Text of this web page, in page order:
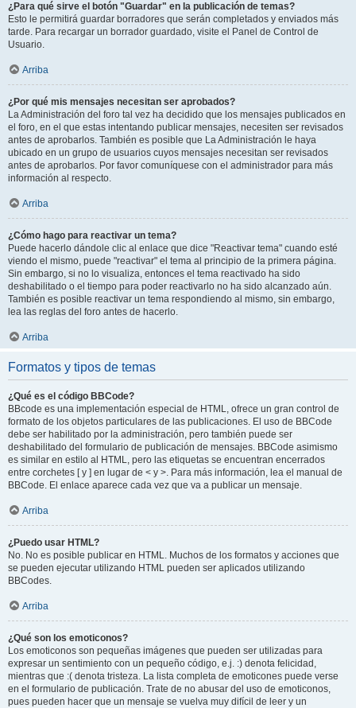
¿Para qué sirve el botón "Guardar" en la publicación de temas?
Esto le permitirá guardar borradores que serán completados y enviados más
tarde. Para recargar un borrador guardado, visite el Panel de Control de
Usuario.
Arriba
¿Por qué mis mensajes necesitan ser aprobados?
La Administración del foro tal vez ha decidido que los mensajes publicados en
el foro, en el que estas intentando publicar mensajes, necesiten ser revisados
antes de aprobarlos. También es posible que La Administración le haya
ubicado en un grupo de usuarios cuyos mensajes necesitan ser revisados
antes de aprobarlos. Por favor comuníquese con el administrador para más
información al respecto.
Arriba
¿Cómo hago para reactivar un tema?
Puede hacerlo dándole clic al enlace que dice "Reactivar tema" cuando esté
viendo el mismo, puede "reactivar" el tema al principio de la primera página.
Sin embargo, si no lo visualiza, entonces el tema reactivado ha sido
deshabilitado o el tiempo para poder reactivarlo no ha sido alcanzado aún.
También es posible reactivar un tema respondiendo al mismo, sin embargo,
lea las reglas del foro antes de hacerlo.
Arriba
Formatos y tipos de temas
¿Qué es el código BBCode?
BBcode es una implementación especial de HTML, ofrece un gran control de
formato de los objetos particulares de las publicaciones. El uso de BBCode
debe ser habilitado por la administración, pero también puede ser
deshabilitado del formulario de publicación de mensajes. BBCode asimismo
es similar en estilo al HTML, pero las etiquetas se encuentran encerrados
entre corchetes [ y ] en lugar de < y >. Para más información, lea el manual de
BBCode. El enlace aparece cada vez que va a publicar un mensaje.
Arriba
¿Puedo usar HTML?
No. No es posible publicar en HTML. Muchos de los formatos y acciones que
se pueden ejecutar utilizando HTML pueden ser aplicados utilizando
BBCodes.
Arriba
¿Qué son los emoticonos?
Los emoticonos son pequeñas imágenes que pueden ser utilizadas para
expresar un sentimiento con un pequeño código, e.j. :) denota felicidad,
mientras que :( denota tristeza. La lista completa de emoticones puede verse
en el formulario de publicación. Trate de no abusar del uso de emoticonos,
pues pueden hacer que un mensaje se vuelva muy difícil de leer y un